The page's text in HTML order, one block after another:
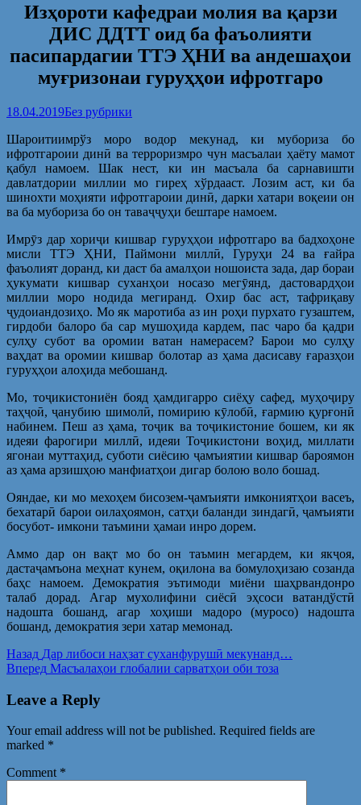
Изҳороти кафедраи молия ва қарзи
ДИС ДДТТ оид ба фаъолияти
пасипардагии ТТЭ ҲНИ ва андешаҳои
муғризонаи гуруҳҳои ифротгаро
18.04.2019Без рубрики
Шароитиимрўз моро водор мекунад, ки мубориза бо
ифротгароии динӣ ва терроризмро чун масъалаи ҳаёту мамот
қабул намоем. Шак нест, ки ин масъала ба сарнавишти
давлатдории миллии мо гиреҳ хўрдааст. Лозим аст, ки ба
шинохти моҳияти ифротгароии динӣ, дарки хатари воқеии он
ва ба мубориза бо он таваҷҷуҳи бештаре намоем.
Имрӯз дар хориҷи кишвар гуруҳҳои ифротгаро ва бадхоҳоне
мисли ТТЭ ҲНИ, Паймони миллӣ, Гуруҳи 24 ва ғайра
фаъолият доранд, ки даст ба амалҳои ношоиста зада, дар бораи
ҳукумати кишвар суханҳои носазо мегӯянд, дастовардҳои
миллии моро нодида мегиранд. Охир бас аст, тафриқаву
ҷудоиандозиҳо. Мо як маротиба аз ин роҳи пурхато гузаштем,
гирдоби балоро ба сар мушоҳида кардем, пас чаро ба қадри
сулҳу субот ва оромии ватан намерасем? Барои мо сулҳу
ваҳдат ва оромии кишвар болотар аз ҳама дасисаву ғаразҳои
гуруҳҳои алоҳида мебошанд.
Мо, тоҷикистониён бояд ҳамдигарро сиёҳу сафед, муҳоҷиру
таҳҷоӣ, ҷанубию шимолӣ, помирию кӯлобӣ, ғармию қурғонӣ
набинем. Пеш аз ҳама, тоҷик ва тоҷикистоние бошем, ки як
идеяи фарогири миллӣ, идеяи Тоҷикистони воҳид, миллати
ягонаи муттаҳид, суботи сиёсию ҷамъиятии кишвар бароямон
аз ҳама арзишҳою манфиатҳои дигар болою воло бошад.
Ояндае, ки мо мехоҳем бисозем-ҷамъияти имкониятҳои васеъ,
бехатарӣ барои оилаҳоямон, сатҳи баланди зиндагӣ, ҷамъияти
босубот- имкони таъмини ҳамаи инро дорем.
Аммо дар он вақт мо бо он таъмин мегардем, ки якҷоя,
дастаҷамъона меҳнат кунем, оқилона ва бомулоҳизаю созанда
баҳс намоем. Демократия эътимоди миёни шаҳрвандонро
талаб дорад. Агар мухолифини сиёсӣ эҳсоси ватандўстӣ
надошта бошанд, агар хоҳиши мадоро (муросо) надошта
бошанд, демократия зери хатар мемонад.
Post
navigation
Назад Предыдущая
запись:
Дар либоси наҳзат суханфурушӣ мекунанд…
Вперед Следующая
Масъалаҳои глобалии сарватҳои оби тоза
Leave a Reply
Your email address will not be published. Required fields are
marked *
Comment *